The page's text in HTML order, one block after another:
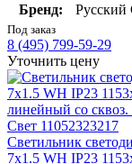
Бренд:
Русский
Под заказ
8 (495) 799-59-29
Уточнить цену
Светильник
7x1.5 WH IP23